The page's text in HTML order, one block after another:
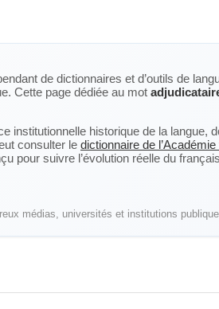
de dictionnaires et d’outils de
Cette page dédiée au mot
institutionnelle historique de la langue,
consulter le dictionnaire de
pour suivre l’évolution réelle du
médias, universités et institutions